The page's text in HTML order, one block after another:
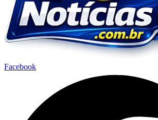
Facebook